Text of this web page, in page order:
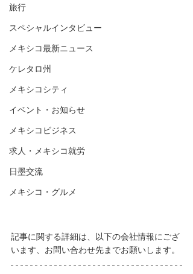
旅行
スペシャルインタビュー
メキシコ最新ニュース
ケレタロ州
メキシコシティ
イベント・お知らせ
メキシコビジネス
求人・メキシコ就労
日墨交流
メキシコ・グルメ
記事に関する詳細は、以下の会社情報にござ
います、お問い合わせ先までお願いします。